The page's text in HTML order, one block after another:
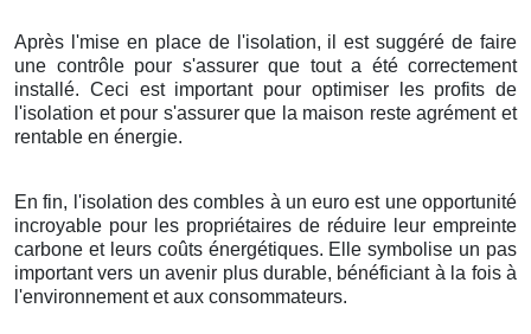
Après l'mise en place de l'isolation, il est suggéré de faire
une contrôle pour s'assurer que tout a été correctement
installé. Ceci est important pour optimiser les profits de
l'isolation et pour s'assurer que la maison reste agrément et
rentable en énergie.
En fin, l'isolation des combles à un euro est une opportunité
incroyable pour les propriétaires de réduire leur empreinte
carbone et leurs coûts énergétiques. Elle symbolise un pas
important vers un avenir plus durable, bénéficiant à la fois à
l'environnement et aux consommateurs.